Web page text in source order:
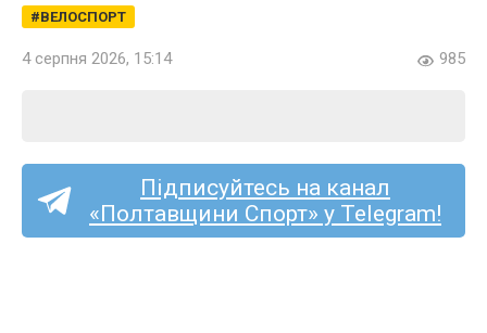
ВЕЛОСПОРТ
4 серпня 2026, 15:14 985
Підписуйтесь на канал
«Полтавщини Спорт» у Telegram!